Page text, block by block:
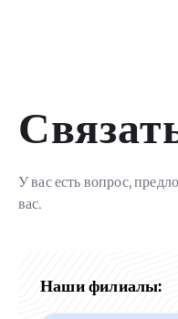
У вас есть вопрос,
вас.
Наши филиалы: